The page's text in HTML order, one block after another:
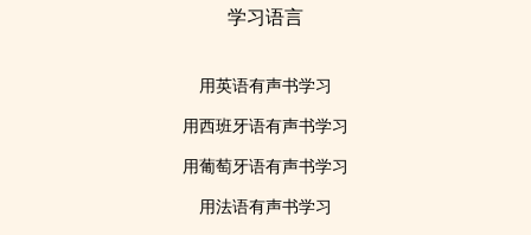
学习语言
用英语有声书学习
用西班牙语有声书学习
用葡萄牙语有声书学习
用法语有声书学习